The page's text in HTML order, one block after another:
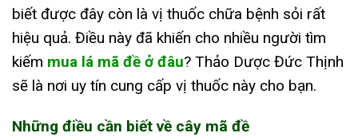
biết được đây còn là vị thuốc chữa bệnh sỏi rất
hiệu quả. Điều này đã khiến cho nhiều người tìm
kiếm mua lá mã đề ở đâu? Thảo Dược Đức Thịnh
sẽ là nơi uy tín cung cấp vị thuốc này cho bạn.
Những điều cần biết về cây mã đề